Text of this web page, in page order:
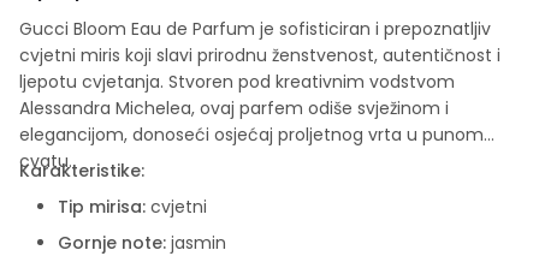
Gucci Bloom Eau de Parfum je sofisticiran i prepoznatljiv
cvjetni miris koji slavi prirodnu ženstvenost, autentičnost i
ljepotu cvjetanja. Stvoren pod kreativnim vodstvom
Alessandra Michelea, ovaj parfem odiše svježinom i
elegancijom, donoseći osjećaj proljetnog vrta u punom
cvatu.
Karakteristike:
Tip mirisa: cvjetni
Gornje note: jasmin